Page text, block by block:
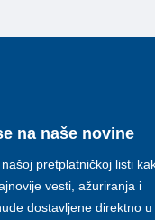
na naše novine
pretplatničkoj listi
vesti, ažuriranja i
dostavljene direktno u